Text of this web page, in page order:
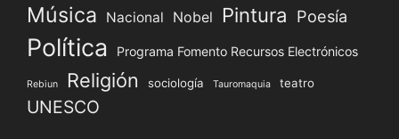
Música Nacional Nobel Pintura Poesía
Política Programa Fomento Recursos Electrónicos
Rebiun Religión sociología Tauromaquia teatro
UNESCO